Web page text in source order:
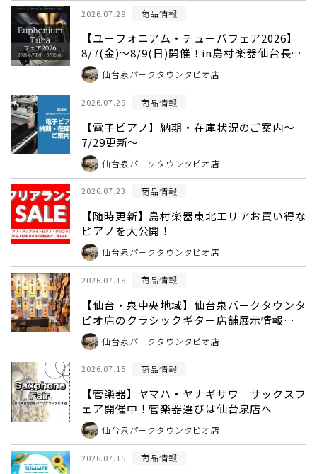
2026.07.29 商品情報
【ユーフォニアム・チューバフェア2026】
8/7(金)～8/9(日)開催！in島村楽器仙台長町
モール仙台泉パークタウンタピオ店
2026.07.29 商品情報
【電子ピアノ】納期・在庫状況のご案内～
7/29更新～
仙台泉パークタウンタピオ店
2026.07.23 商品情報
【随時更新】島村楽器東北エリアお買い得な
ピアノを大公開！
仙台泉パークタウンタピオ店
2026.07.18 商品情報
【仙台・泉中央地域】仙台泉パークタウンタ
ピオ店のクラシックギター店舗展示情報
~2026 8/6更新~
仙台泉パークタウンタピオ店
2026.07.15 商品情報
【管楽器】ヤマハ・ヤナギサワ サックスフ
ェア開催中！管楽器選びは仙台泉店へ
仙台泉パークタウンタピオ店
2026.07.15 商品情報